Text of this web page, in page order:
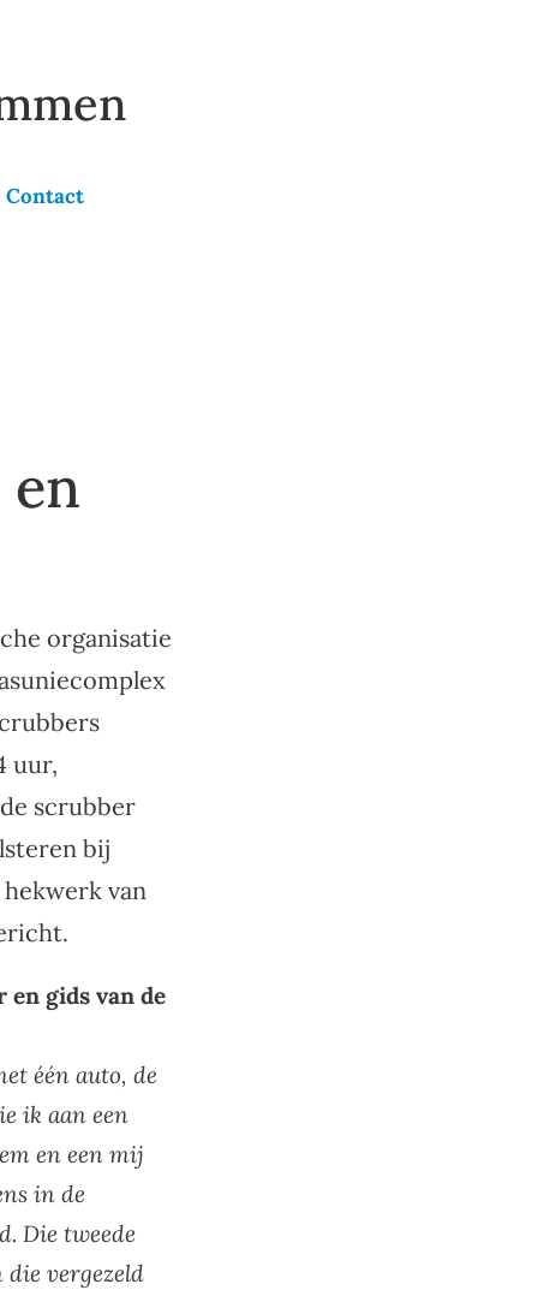
Contact
en
organisatie
uur,
scrubber
bij
van
en gids van de
één auto, de
ik aan een
en een mij
in de
Die tweede
vergezeld